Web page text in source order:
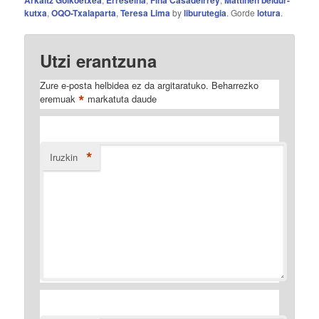
kutxa,OQO-Txalaparta,Teresa Limabyliburutegia. Gordelotura.
Utzi erantzuna
Zure e-posta helbidea ez da argitaratuko. Beharrezko
eremuak* markatuta daude
Iruzkin *